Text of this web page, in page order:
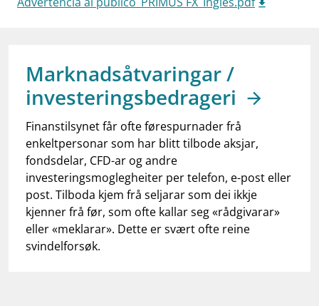
work_outlineJobb hos oss
notifications_noneAbonner på nyhetsvarsel
Marknadsåtvaringar /
investeringsbedrageri
Finanstilsynet får ofte førespurnader frå
enkeltpersonar som har blitt tilbode aksjar,
fondsdelar, CFD-ar og andre
investeringsmoglegheiter per telefon, e-post eller
post. Tilboda kjem frå seljarar som dei ikkje
kjenner frå før, som ofte kallar seg «rådgivarar»
eller «meklarar». Dette er svært ofte reine
svindelforsøk.